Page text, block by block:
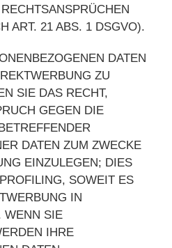
ART. 21 ABS. 1 DSGVO).
DATEN
ZU
SIE DAS RECHT,
GEGEN DIE
DATEN ZUM ZWECKE
EINZULEGEN; DIES
SOWEIT ES
IN
WENN SIE
IHRE